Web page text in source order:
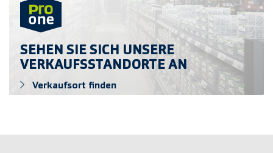
SEHEN SIE SICH UNSERE
VERKAUFSSTANDORTE AN
Verkaufsort finden